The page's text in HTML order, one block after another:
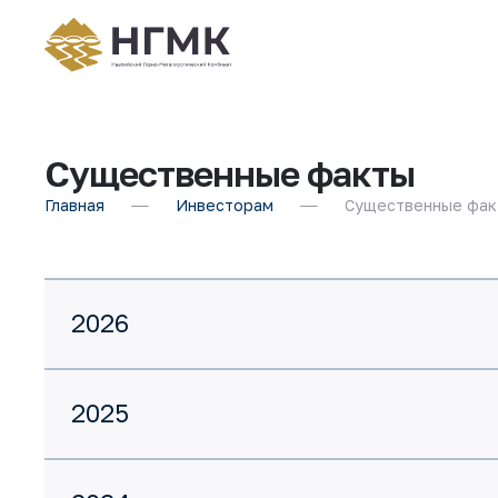
Существенные факты
Главная Инвесторам Существенные
2026
2025